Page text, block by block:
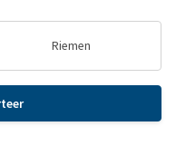
Riemen